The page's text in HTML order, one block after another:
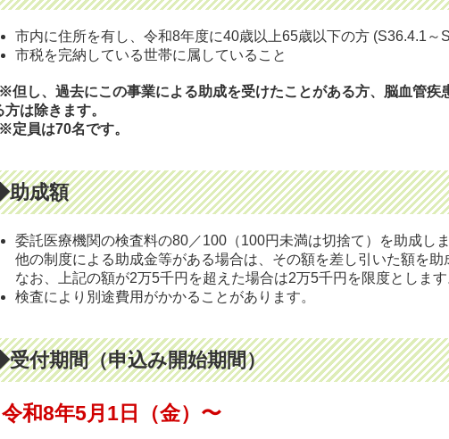
市内に住所を有し、令和8年度に40歳以上65歳以下の方 (S36.4.1～
市税を完納している世帯に属していること
、過去にこの事業による助成を受けたことがある方、 脳血管疾
方は除きます。
は70名です。
成額
委託医療機関の検査料の80／100（100円未満は切捨て）を助成しま
他の制度による助成金等がある場合は、その額を差し引いた額を助
なお、上記の額が2万5千円を超えた場合は2万5千円を限度とします
検査により別途費用がかかることがあります。
付期間（申込み開始期間）
令和8年5月1日（金）〜